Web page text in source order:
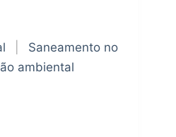
Saneamento no
ambiental